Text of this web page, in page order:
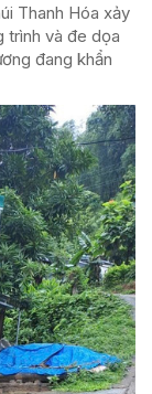
Thanh Hóa xảy
trình và đe dọa
đang khẩn